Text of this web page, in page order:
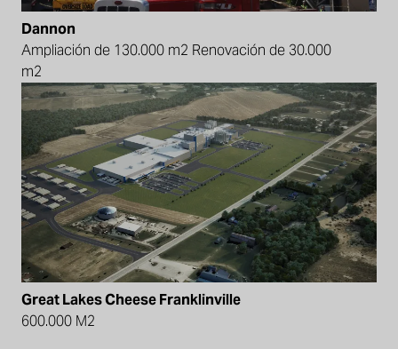
Dannon
Ampliación de 130.000 m2 Renovación de 30.000
m2
Great Lakes Cheese Franklinville
600.000 M2